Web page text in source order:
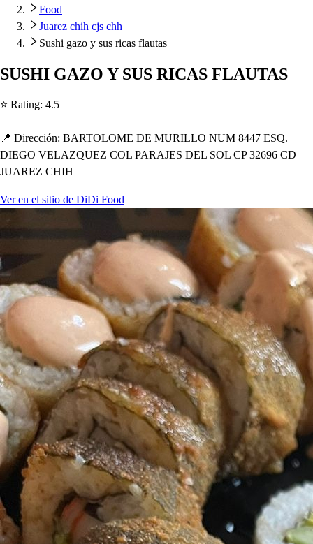
Food
Juarez chih cjs chh
Sushi gazo y sus ricas flautas
SUSHI GAZO Y SUS RICAS FLAUTAS
⭐ Rating: 4.5
📍 Dirección: BARTOLOME DE MURILLO NUM 8447 ESQ.
DIEGO VELAZQUEZ COL PARAJES DEL SOL CP 32696 CD
JUAREZ CHIH
Ver en el sitio de DiDi Food